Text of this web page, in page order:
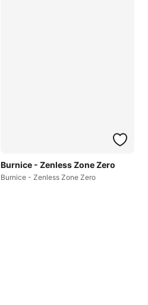
Burnice - Zenless Zone Zero
Burnice - Zenless Zone Zero